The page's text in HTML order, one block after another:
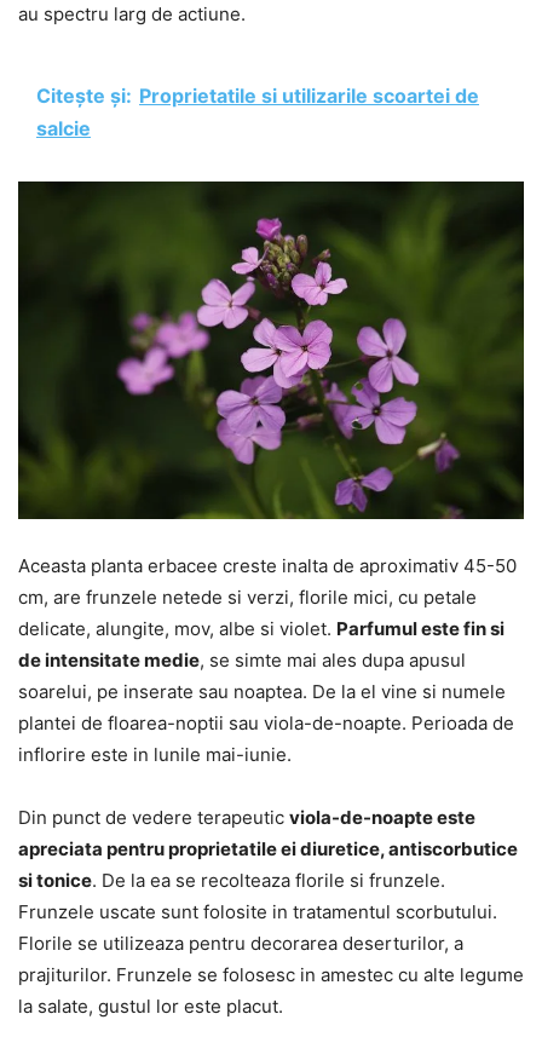
au spectru larg de actiune.
Citește și: Proprietatile si utilizarile scoartei de
salcie
Aceasta planta erbacee creste inalta de aproximativ 45-50
cm, are frunzele netede si verzi, florile mici, cu petale
delicate, alungite, mov, albe si violet. Parfumul este fin si
de intensitate medie, se simte mai ales dupa apusul
soarelui, pe inserate sau noaptea. De la el vine si numele
plantei de floarea-noptii sau viola-de-noapte. Perioada de
inflorire este in lunile mai-iunie.
Din punct de vedere terapeutic viola-de-noapte este
apreciata pentru proprietatile ei diuretice, antiscorbutice
si tonice. De la ea se recolteaza florile si frunzele.
Frunzele uscate sunt folosite in tratamentul scorbutului.
Florile se utilizeaza pentru decorarea deserturilor, a
prajiturilor. Frunzele se folosesc in amestec cu alte legume
la salate, gustul lor este placut.